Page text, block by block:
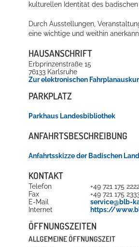
Konzerte, Tagungen und vieles mehr
kulturellen Identität des
Durch Ausstellungen,
eine wichtige und weithin
HAUSANSCHRIFT
Erbprinzenstraße 15
76133 Karlsruhe
Zur elektronischen
PARKPLATZ
Parkhaus Landesbibliothek
ANFAHRTSBESCHREIBUNG
Anfahrtsskizze der Badischen
KONTAKT
Telefon
+49 721 175
Fax
+49 721 175
E-Mail
service@blb-
Internet
https://
ÖFFNUNGSZEITEN
ALLGEMEINE ÖFFNUNGSZEIT